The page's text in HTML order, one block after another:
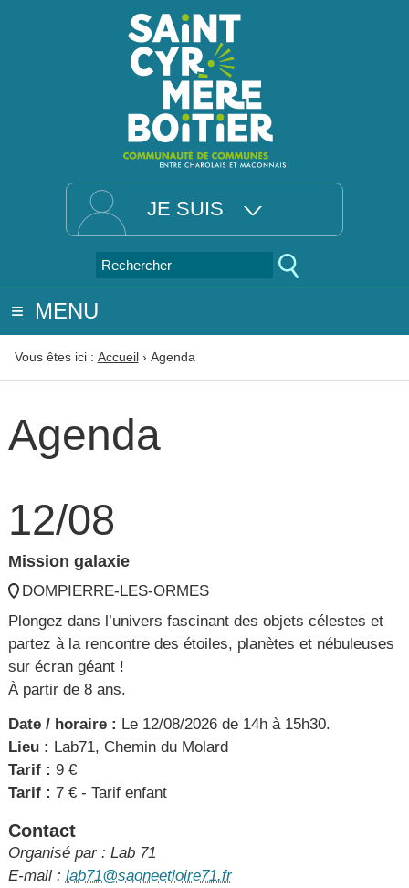
JE SUIS
MENU
Vous êtes ici : Accueil› Agenda
Agenda
12/08
Mission galaxie
DOMPIERRE-LES-ORMES
Plongez dans l’univers fascinant des objets célestes et
partez à la rencontre des étoiles, planètes et nébuleuses
sur écran géant !
À partir de 8 ans.
Date / horaire : Le 12/08/2026 de 14h à 15h30.
Lieu : Lab71, Chemin du Molard
Tarif : 9 €
Tarif : 7 € - Tarif enfant
Contact
Organisé par : Lab 71
E-mail : lab71@saoneetloire71.fr